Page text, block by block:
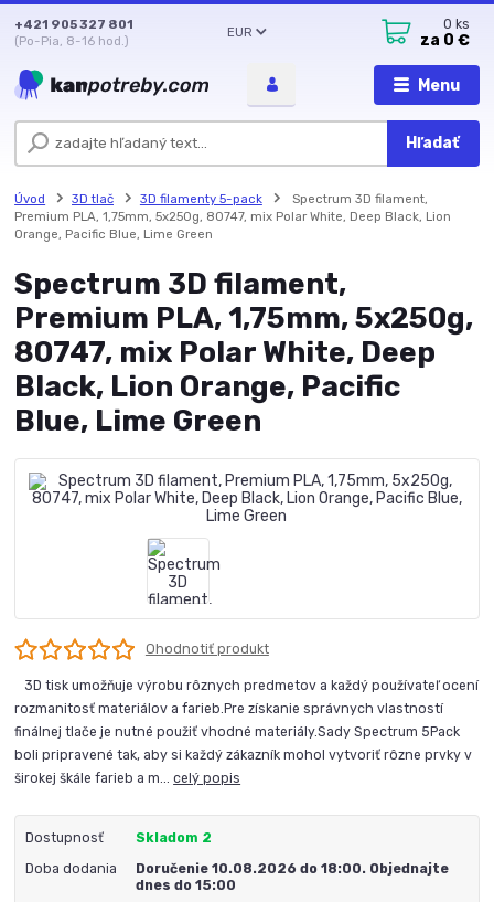
Menu
EUR
Hľadať
+421 905 327 801
(Po-Pia, 8-16 hod.)
0 ks
za 0 €
Úvod 3D tlač 3D filamenty 5-pack
Spectrum 3D filament,
Premium PLA, 1,75mm, 5x250g, 80747, mix Polar White, Deep Black, Lion
Orange, Pacific Blue, Lime Green
Spectrum 3D filament,
Premium PLA, 1,75mm, 5x250g,
80747, mix Polar White, Deep
Black, Lion Orange, Pacific
Blue, Lime Green
Ohodnotiť produkt
3D tisk umožňuje výrobu rôznych predmetov a každý používateľ ocení
rozmanitosť materiálov a farieb.Pre získanie správnych vlastností
finálnej tlače je nutné použiť vhodné materiály.Sady Spectrum 5Pack
boli pripravené tak, aby si každý zákazník mohol vytvoriť rôzne prvky v
širokej škále farieb a m...celý popis
Dostupnosť Skladom 2
Doba dodania
Doručenie 10.08.2026 do 18:00. Objednajte
dnes do 15:00